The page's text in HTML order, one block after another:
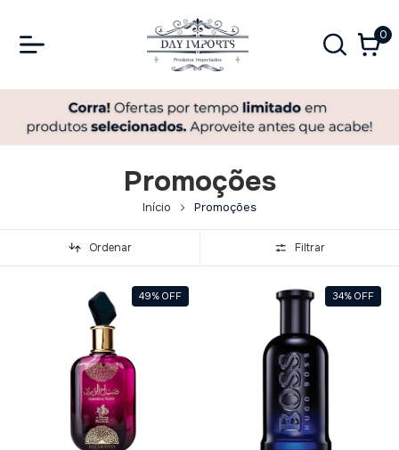
0
Promoções
Início Promoções
Ordenar Filtrar
49% OFF 34% OFF